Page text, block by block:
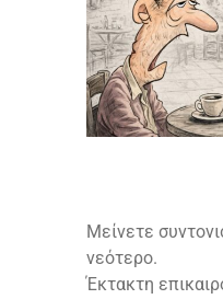
Μείνετε
νεότερο.
Έκτακτη